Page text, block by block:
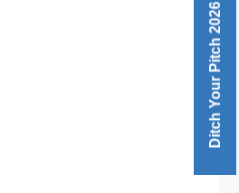
Ditch Your Pitch 2026